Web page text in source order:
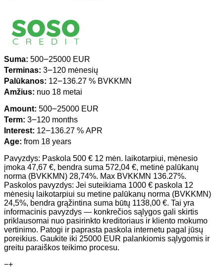
Suma: 500౼25000 EUR
Terminas: 3౼120 mėnesių
Palūkanos: 12౼136.27 % BVKKMN
Amžius: nuo 18 metai
Amount: 500౼25000 EUR
Term: 3౼120 months
Interest: 12౼136.27 % APR
Age: from 18 years
Pavyzdys: Paskola 500 € 12 mėn. laikotarpiui, mėnesio
įmoka 47,67 €, bendra suma 572,04 €, metinė palūkanų
norma (BVKKMN) 28,74%. Max BVKKMN 136.27%.
Paskolos pavyzdys: Jei suteikiama 1000 € paskola 12
mėnesių laikotarpiui su metine palūkanų norma (BVKKMN)
24,5%, bendra grąžintina suma būtų 1138,00 €. Tai yra
informacinis pavyzdys — konkrečios sąlygos gali skirtis
priklausomai nuo pasirinkto kreditoriaus ir kliento mokumo
vertinimo. Patogi ir paprasta paskola internetu pagal jūsų
poreikius. Gaukite iki 25000 EUR palankiomis sąlygomis ir
greitu paraiškos teikimo procesu.
−+